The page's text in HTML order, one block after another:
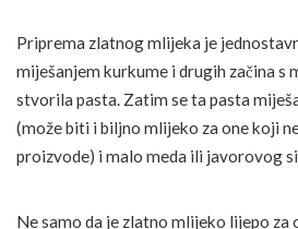
Priprema zlatnog mlijeka je
miješanjem kurkume i drugih začina s
stvorila pasta. Zatim se ta pasta
(može biti i biljno mlijeko za one koji
proizvode) i malo meda ili javorovog
Ne samo da je zlatno mlijeko lijepo za